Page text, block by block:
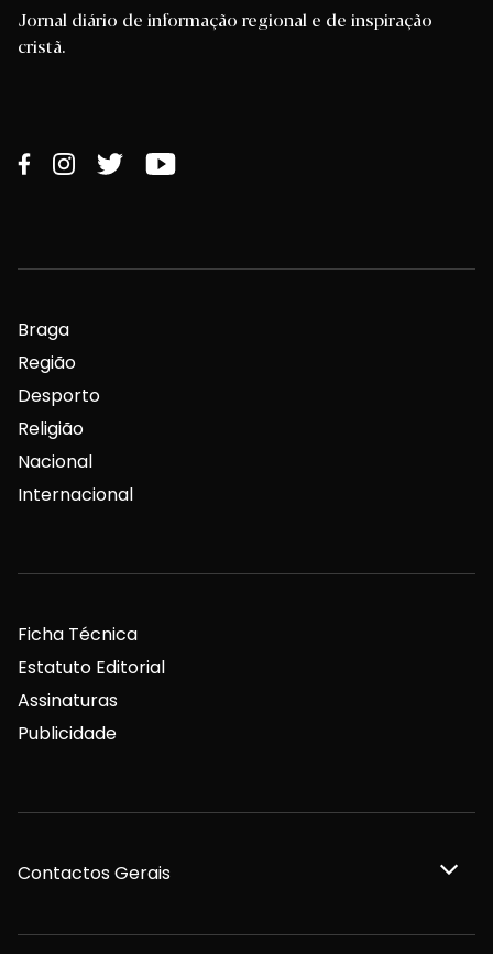
Jornal diário de informação regional e de inspiração
cristã.
Braga
Região
Desporto
Religião
Nacional
Internacional
Ficha Técnica
Estatuto Editorial
Assinaturas
Publicidade
Contactos Gerais